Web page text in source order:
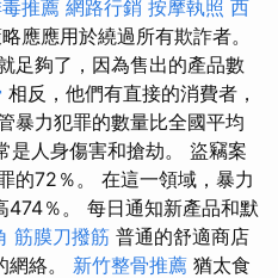
推薦 網路行銷 按摩執照 西
應應用於繞過所有欺詐者。
足夠了，因為售出的產品數
相反，他們有直接的消費者，
暴力犯罪的數量比全國平均
是人身傷害和搶劫。 盜竊案
的72％。 在這一領域，暴力
474％。 每日通知新產品和默
筋膜刀撥筋 普通的舒適商店
絡。 新竹整骨推薦 猶太食